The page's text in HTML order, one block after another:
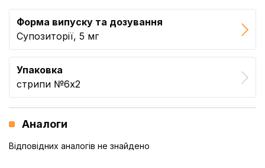
Форма випуску та дозування
Супозиторії, 5 мг
Упаковка
стрипи №6x2
Аналоги
Відповідних аналогів не знайдено